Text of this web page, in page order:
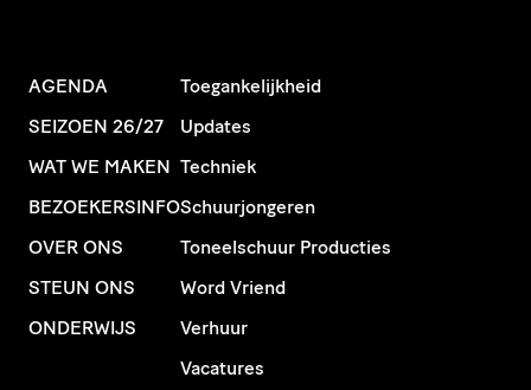
AGENDA
SEIZOEN 26/27
WAT WE MAKEN
BEZOEKERSINFO
OVER ONS
STEUN ONS
ONDERWIJS
Toegankelijkheid
Updates
Techniek
Schuurjongeren
Toneelschuur Producties
Word Vriend
Verhuur
Vacatures